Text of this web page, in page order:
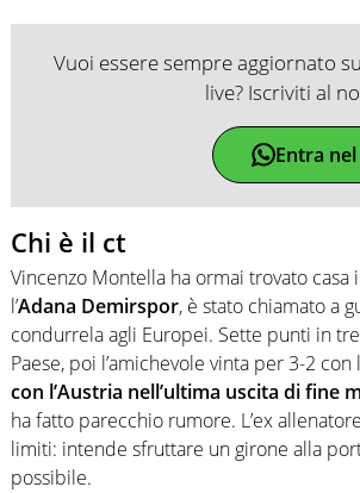
Vuoi essere sempre aggiornato
live? Iscriviti al
Entra
Chi è il ct
Vincenzo Montella ha ormai trovato
l’Adana Demirspor, è stato chiamato a
condurrela agli Europei. Sette punti in
Paese, poi l’amichevole vinta per 3-2
con l’Austria nell’ultima uscita di fine
ha fatto parecchio rumore. L’ex
limiti: intende sfruttare un girone alla
possibile.